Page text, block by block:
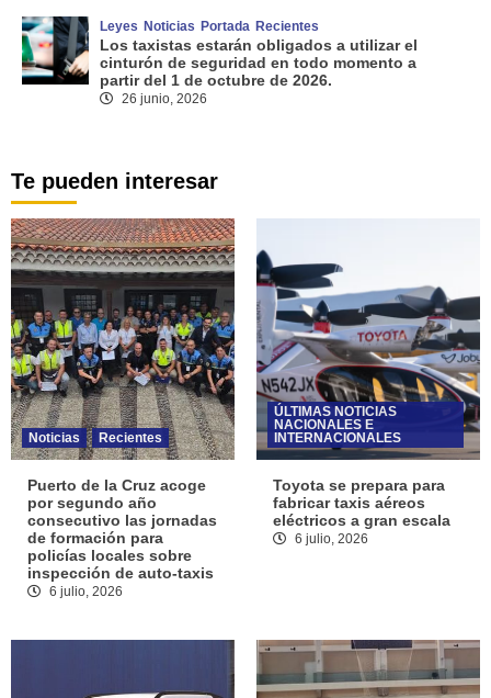
Leyes Noticias Portada Recientes
Los taxistas estarán obligados a utilizar el
cinturón de seguridad en todo momento a
partir del 1 de octubre de 2026.
26 junio, 2026
Te pueden interesar
Noticias Recientes
Puerto de la Cruz acoge
por segundo año
consecutivo las jornadas
de formación para
policías locales sobre
inspección de auto-taxis
6 julio, 2026
ÚLTIMAS NOTICIAS
NACIONALES E
INTERNACIONALES
Toyota se prepara para
fabricar taxis aéreos
eléctricos a gran escala
6 julio, 2026